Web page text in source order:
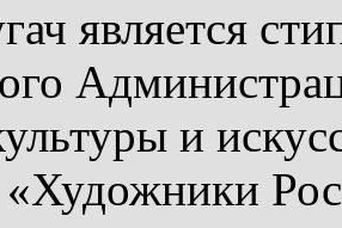
является
и
«Художники